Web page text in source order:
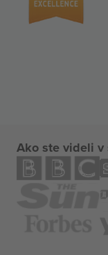
Ako ste videli v